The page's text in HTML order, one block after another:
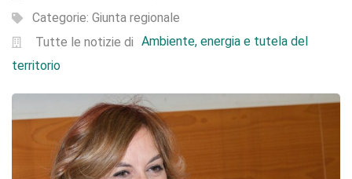
Categorie: Giunta regionale
Tutte le notizie di Ambiente, energia e tutela del
territorio